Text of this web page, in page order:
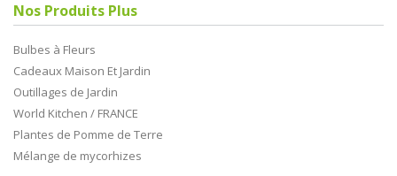
Nos Produits Plus
Bulbes à Fleurs
Cadeaux Maison Et Jardin
Outillages de Jardin
World Kitchen / FRANCE
Plantes de Pomme de Terre
Mélange de mycorhizes